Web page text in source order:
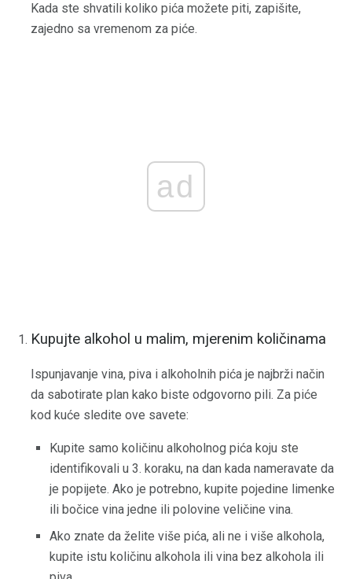
Kada ste shvatili koliko pića možete piti, zapišite,
zajedno sa vremenom za piće.
ad
Kupujte alkohol u malim, mjerenim količinama
Ispunjavanje vina, piva i alkoholnih pića je najbrži način
da sabotirate plan kako biste odgovorno pili. Za piće
kod kuće sledite ove savete:
Kupite samo količinu alkoholnog pića koju ste
identifikovali u 3. koraku, na dan kada nameravate da
je popijete. Ako je potrebno, kupite pojedine limenke
ili bočice vina jedne ili polovine veličine vina.
Ako znate da želite više pića, ali ne i više alkohola,
kupite istu količinu alkohola ili vina bez alkohola ili